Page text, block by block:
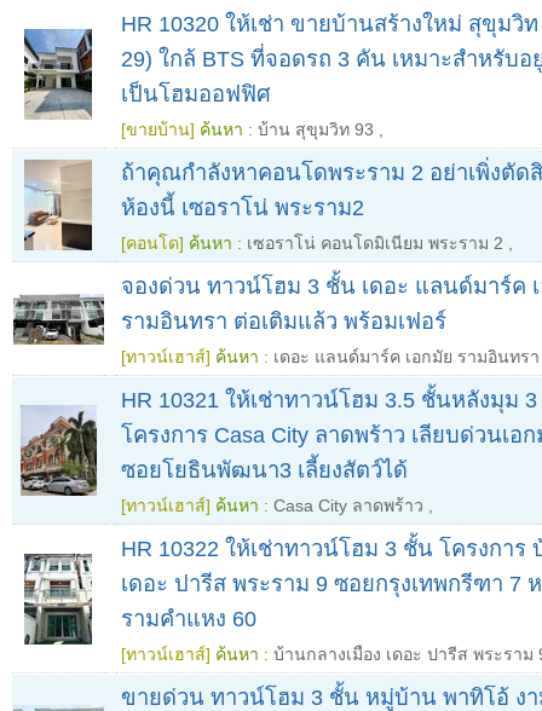
HR 10320 ให้เช่า ขายบ้านสร้างใหม่ สุขุมวิ
29) ใกล้ BTS ที่จอดรถ 3 คัน เหมาะสำหรับ
เป็นโฮมออฟฟิศ
[ขายบ้าน] ค้นหา : บ้าน สุขุมวิท 93
ถ้าคุณกำลังหาคอนโดพระราม 2 อย่าเพิ่งตัด
ห้องนี้ เซอราโน่ พระราม2
[คอนโด] ค้นหา : เซอราโน่ คอนโดมิเนียม พระราม 2
จองด่วน ทาวน์โฮม 3 ชั้น เดอะ แลนด์มาร์ค
รามอินทรา ต่อเติมแล้ว พร้อมเฟอร์
[ทาวน์เฮาส์] ค้นหา : เดอะ แลนด์มาร์ค เอกมัย รามอินทรา
HR 10321 ให้เช่าทาวน์โฮม 3.5 ชั้นหลังมุม
โครงการ Casa City ลาดพร้าว เลียบด่วนเอ
ซอยโยธินพัฒนา3 เลี้ยงสัตว์​ได้
[ทาวน์เฮาส์] ค้นหา : Casa City ลาดพร้าว
HR 10322 ให้เช่าทาวน์โฮม 3 ชั้น โครงการ
เดอะ ปารีส พระราม 9 ซอยกรุงเทพกรีฑา 7
รามคำแหง 60
[ทาวน์เฮาส์] ค้นหา : บ้านกลางเมือง เดอะ ปารีส พระราม
ขายด่วน ทาวน์โฮม 3 ชั้น หมู่บ้าน พาทิโอ้ งา